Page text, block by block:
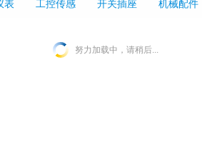
表 工控传感 开关插座 机械配件
努力加载中，请稍后...